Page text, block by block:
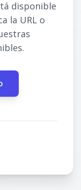
disponible
la URL o